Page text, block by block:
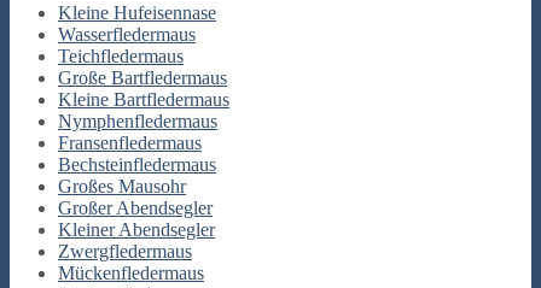
Kleine Hufeisennase
Wasserfledermaus
Teichfledermaus
Große Bartfledermaus
Kleine Bartfledermaus
Nymphenfledermaus
Fransenfledermaus
Bechsteinfledermaus
Großes Mausohr
Großer Abendsegler
Kleiner Abendsegler
Zwergfledermaus
Mückenfledermaus